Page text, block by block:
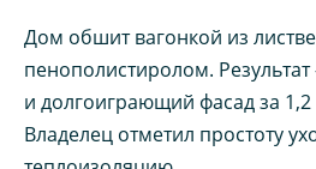
Дом обшит вагонкой из
пенополистиролом.
и долгоиграющий фасад за
Владелец отметил простоту